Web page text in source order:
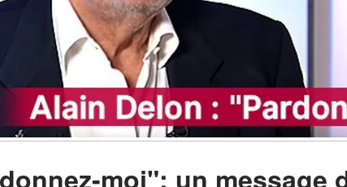
moi": un message